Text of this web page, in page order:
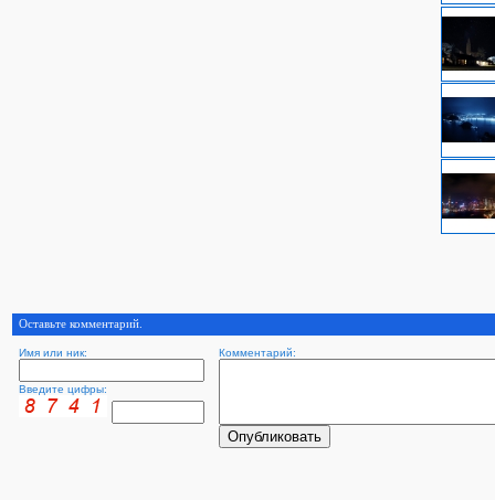
Оставьте комментарий.
Имя или ник: Комментарий:
Введите цифры: